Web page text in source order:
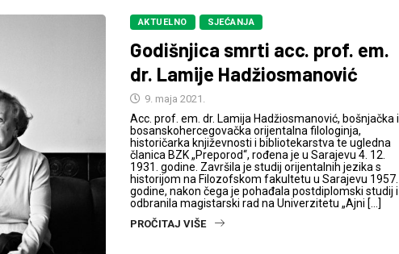
AKTUELNO SJEĆANJA
Godišnjica smrti acc. prof. em.
dr. Lamije Hadžiosmanović
9. maja 2021.
Acc. prof. em. dr. Lamija Hadžiosmanović, bošnjačka i
bosanskohercegovačka orijentalna filologinja,
historičarka književnosti i bibliotekarstva te ugledna
članica BZK „Preporod“, rođena je u Sarajevu 4. 12.
1931. godine. Završila je studij orijentalnih jezika s
historijom na Filozofskom fakultetu u Sarajevu 1957.
godine, nakon čega je pohađala postdiplomski studij i
odbranila magistarski rad na Univerzitetu „Ajni […]
PROČITAJ VIŠE